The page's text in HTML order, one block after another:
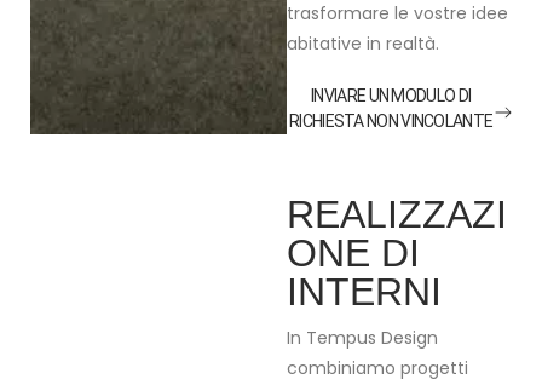
trasformare le vostre idee
abitative in realtà.
INVIARE UN MODULO DI
RICHIESTA NON VINCOLANTE
REALIZZAZI
ONE DI
INTERNI
In Tempus Design
combiniamo progetti